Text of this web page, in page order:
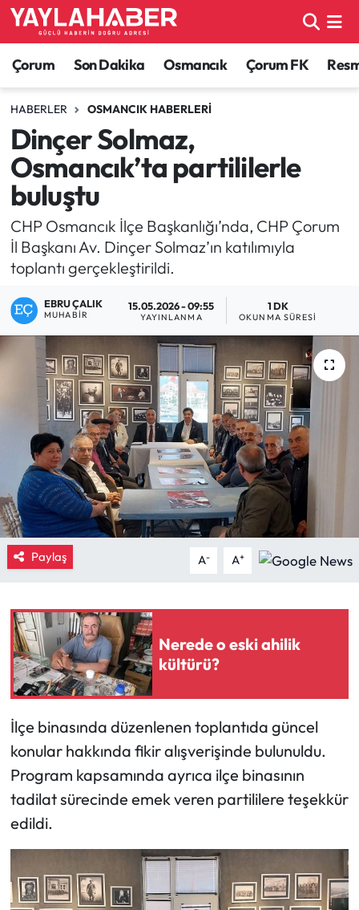
Çorum Son Dakika Osmancık Çorum FK
HABERLER OSMANCIK HABERLERI
Dinçer Solmaz,
Osmancık’ta partililerle
buluştu
CHP Osmancık İlçe Başkanlığı’nda, CHP Çorum
İl Başkanı Av. Dinçer Solmaz’ın katılımıyla
toplantı gerçekleştirildi.
EBRU ÇALIK
MUHABIR
15.05.2026 - 09:55
YAYINLANMA
1 DK
OKUNMA SÜRESI
Paylaş A- A+
Nerede o eski ahilik
kültürü?
İlçe binasında düzenlenen toplantıda güncel
konular hakkında fikir alışverişinde bulunuldu.
Program kapsamında ayrıca ilçe binasının
tadilat sürecinde emek veren partililere teşekkür
edildi.
Alaca Haberleri
Bayat Haberleri
Bilgi - Keşfet Haberleri
Bilim ve Teknoloji
Boğazkale Haberleri
Çorum Haberleri
Çorum Son Dakika Haberleri
Dodurga Haberleri
Eğitim
Ekonomi
Güncel
İskilip Haberleri
Kargı Haberleri
Kültür Sanat
Laçin Haberleri
Mecitözü Haberleri
Oğuzlar Haberleri
Osmancık Haberleri
Çorum Nöbetçi Eczaneler
Çorum Hava Durumu
Çorum Namaz Vakitleri
Çorum Trafik Yoğunluk Haritası
TFF 1.Lig Puan Durumu ve Fikstür
Tüm Manşetler
Son Dakika Haberleri
Haber Arşivi